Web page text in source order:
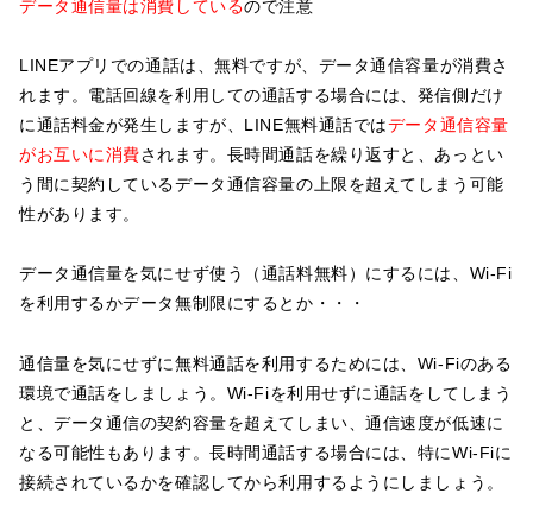
データ通信量は消費しているので注意
LINEアプリでの通話は、無料ですが、データ通信容量が消費さ
れます。電話回線を利用しての通話する場合には、発信側だけ
に通話料金が発生しますが、LINE無料通話ではデータ通信容量
がお互いに消費されます。長時間通話を繰り返すと、あっとい
う間に契約しているデータ通信容量の上限を超えてしまう可能
性があります。
データ通信量を気にせず使う（通話料無料）にするには、Wi-Fi
を利用するかデータ無制限にするとか・・・
通信量を気にせずに無料通話を利用するためには、Wi-Fiのある
環境で通話をしましょう。Wi-Fiを利用せずに通話をしてしまう
と、データ通信の契約容量を超えてしまい、通信速度が低速に
なる可能性もあります。長時間通話する場合には、特にWi-Fiに
接続されているかを確認してから利用するようにしましょう。